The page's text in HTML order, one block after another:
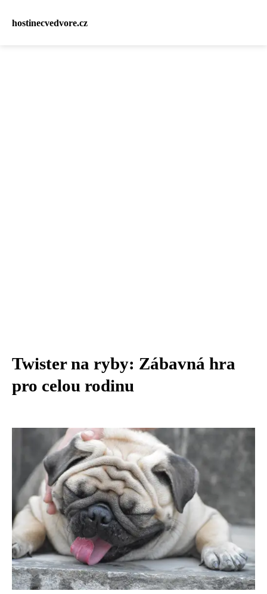
hostinecvedvore.cz
Twister na ryby: Zábavná hra
pro celou rodinu